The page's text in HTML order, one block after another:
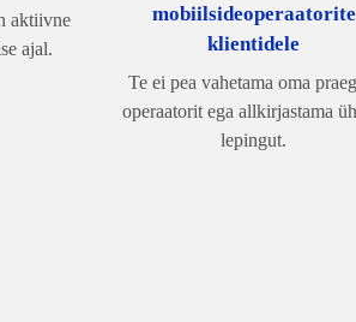
aktiivne
ajal.
mobiilsideoperaatorite
klientidele
Te ei pea vahetama oma
operaatorit ega allkirjastama
lepingut.